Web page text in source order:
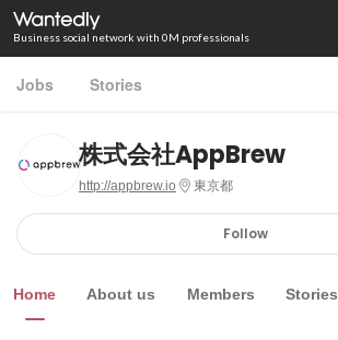
Business social network with 0M professionals
Jobs Stories
株式会社AppBrew
http://appbrew.io 東京都
Follow
Home About us Members Stories